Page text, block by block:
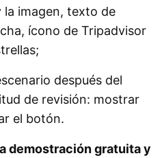
imagen, texto de
ícono de Tripadvisor
después del
de revisión: mostrar
el botón.
demostración gratuita y